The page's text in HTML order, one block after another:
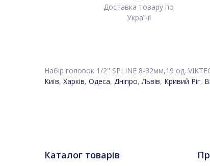
Доставка товару по
Україні
Набір головок 1/2" SPLINE 8-32мм,19 од.
Київ, Харків, Одеса, Дніпро,Львів, Кривий Ріг,
Каталог товарів